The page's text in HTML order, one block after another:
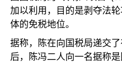
加以利用，目的是剥夺法
体的免税地位。
据称，陈在向国税局递交
后，陈冯二人向一名据称